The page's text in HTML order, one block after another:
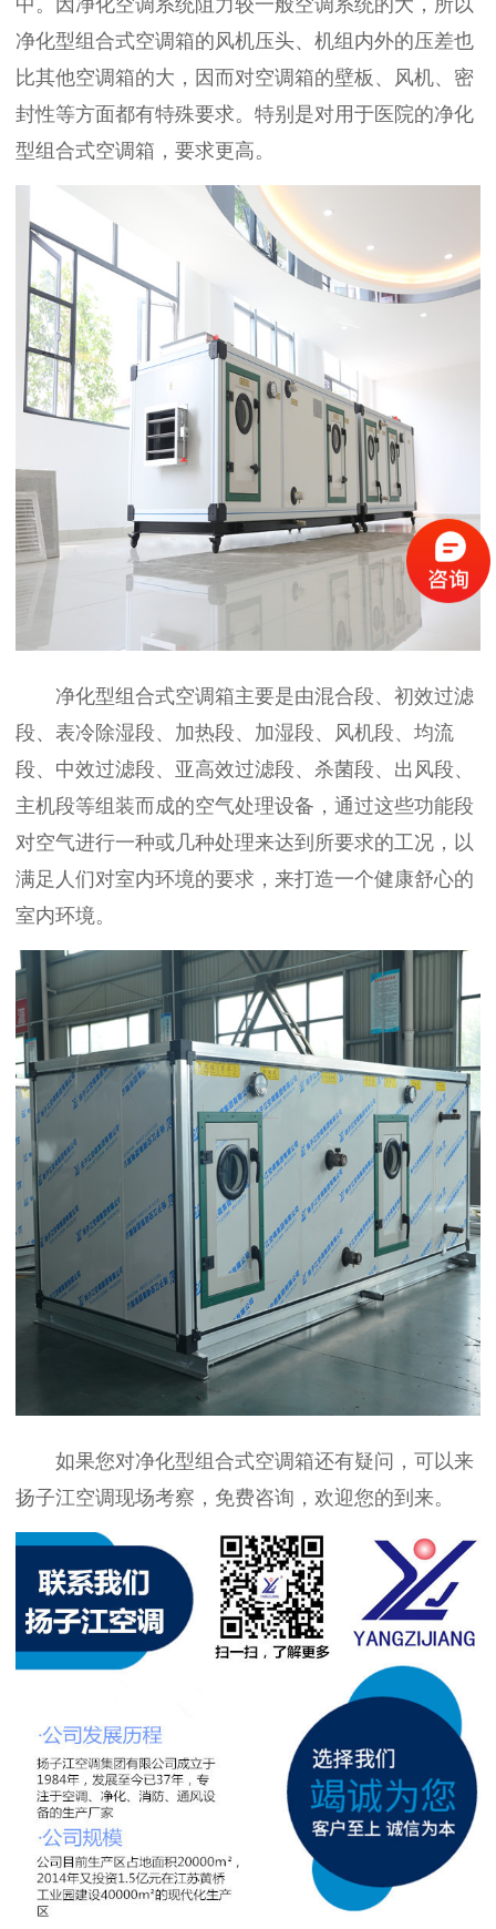
净化型组合式空调箱的风机压头、机组内外的压差也
比其他空调箱的大，因而对空调箱的壁板、风机、密
封性等方面都有特殊要求。特别是对用于医院的净化
型组合式空调箱，要求更高。
净化型组合式空调箱主要是由混合段、初效过滤
段、表冷除湿段、加热段、加湿段、风机段、均流
段、中效过滤段、亚高效过滤段、杀菌段、出风段、
主机段等组装而成的空气处理设备，通过这些功能段
对空气进行一种或几种处理来达到所要求的工况，以
满足人们对室内环境的要求，来打造一个健康舒心的
室内环境。
如果您对净化型组合式空调箱还有疑问，可以来
扬子江空调现场考察，免费咨询，欢迎您的到来。